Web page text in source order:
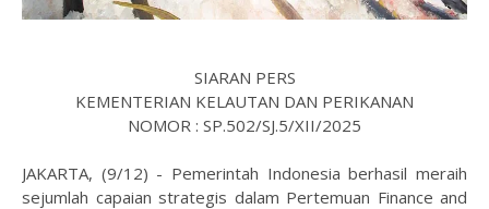
SIARAN PERS
KEMENTERIAN KELAUTAN DAN PERIKANAN
NOMOR : SP.502/SJ.5/XII/2025
JAKARTA, (9/12) - Pemerintah Indonesia berhasil meraih
sejumlah capaian strategis dalam Pertemuan Finance and